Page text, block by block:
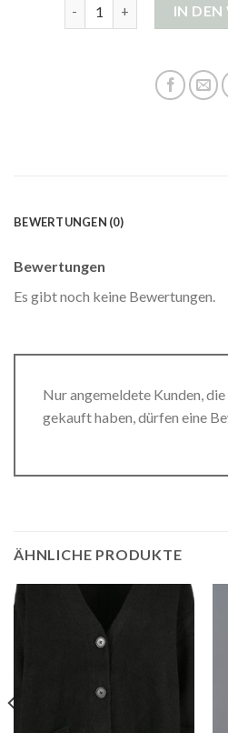
IN DEN
BEWERTUNGEN (0)
Bewertungen
Es gibt noch keine Bewertungen.
Nur angemeldete Kunden,
gekauft haben, dürfen eine
ÄHNLICHE PRODUKTE